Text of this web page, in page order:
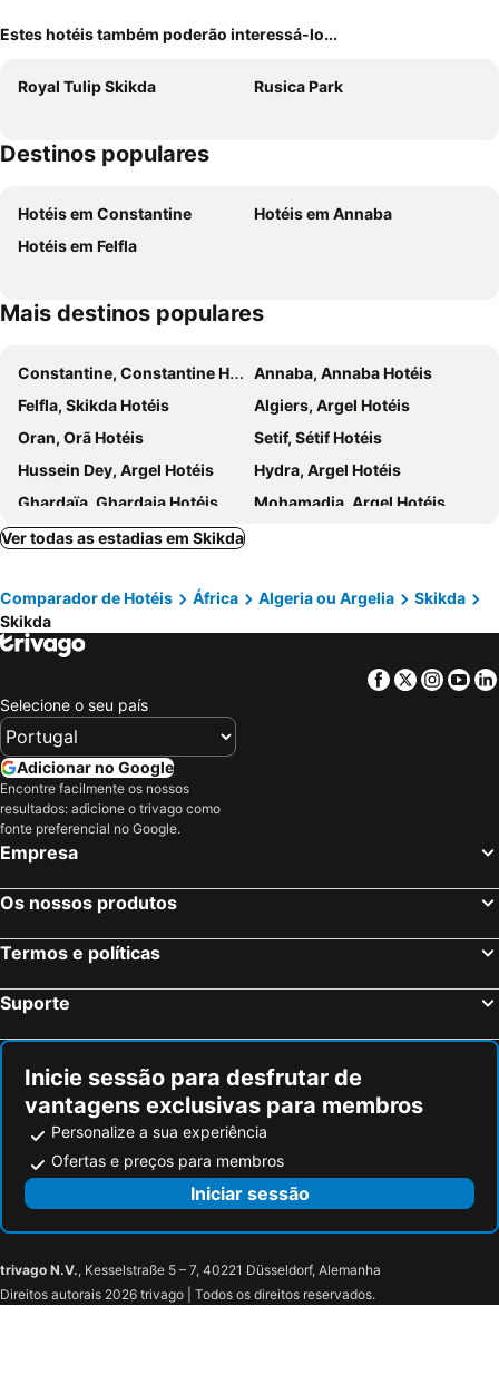
Estes hotéis também poderão interessá-lo...
Royal Tulip Skikda Rusica Park
Destinos populares
Hotéis em Constantine
Hotéis em Annaba
Hotéis em Felfla
Mais destinos populares
Constantine, Constantine Hotéis
Annaba, Annaba Hotéis
Felfla, Skikda Hotéis
Algiers, Argel Hotéis
Oran, Orã Hotéis
Setif, Sétif Hotéis
Hussein Dey, Argel Hotéis
Hydra, Argel Hotéis
Ghardaïa, Ghardaia Hotéis
Mohamadia, Argel Hotéis
Ver todas as estadias em Skikda
Comparador de Hotéis África Algeria ou Argelia
Skikda
Skikda
Facebook
Twitter
Selecione o seu país
Adicionar no Google
Encontre facilmente os nossos
resultados: adicione o trivago como
fonte preferencial no Google.
Empresa
Os nossos produtos
Termos e políticas
Suporte
Inicie sessão para desfrutar de
vantagens exclusivas para membros
Personalize a sua experiência
Ofertas e preços para membros
Iniciar sessão
trivago N.V., Kesselstraße 5 – 7, 40221 Düsseldorf, Alemanha
Direitos autorais 2026 trivago | Todos os direitos reservados.